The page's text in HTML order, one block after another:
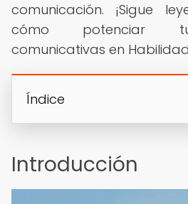
comunicación. ¡Sigue
cómo potenciar
comunicativas en
Índice
Introducción